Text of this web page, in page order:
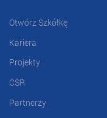
Otwórz Szkółkę
Kariera
Projekty
CSR
Partnerzy